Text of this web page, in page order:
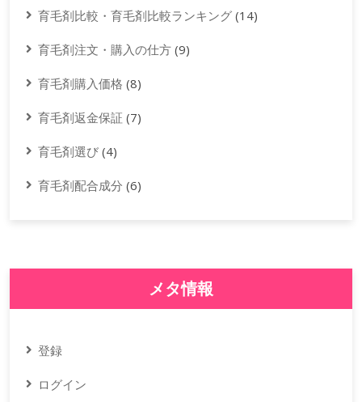
育毛剤比較・育毛剤比較ランキング (14)
育毛剤注文・購入の仕方 (9)
育毛剤購入価格 (8)
育毛剤返金保証 (7)
育毛剤選び (4)
育毛剤配合成分 (6)
メタ情報
登録
ログイン